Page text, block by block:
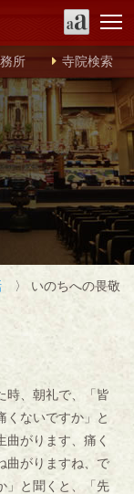
所 寺院検索
〉 いのちへの畏敬
時、朝礼で、「皆
くないですか」と
がります、痛く
曲がりますね、で
」と聞くと、「先